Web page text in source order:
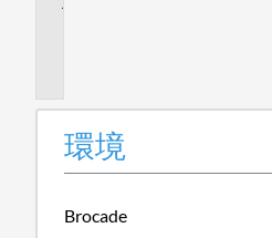
環境
Brocade